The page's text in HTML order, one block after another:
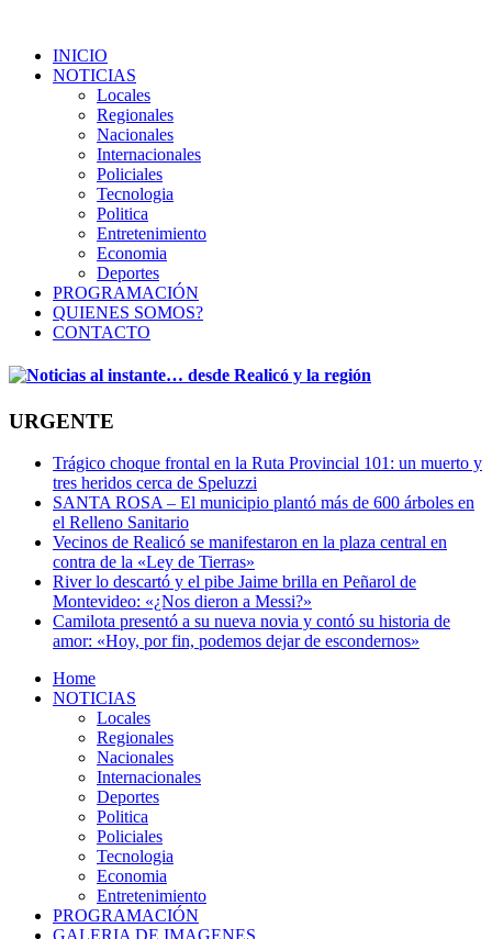
INICIO
NOTICIAS
Locales
Regionales
Nacionales
Internacionales
Policiales
Tecnologia
Politica
Entretenimiento
Economia
Deportes
PROGRAMACIÓN
QUIENES SOMOS?
CONTACTO
URGENTE
Trágico choque frontal en la Ruta Provincial 101: un muerto y
tres heridos cerca de Speluzzi
SANTA ROSA – El municipio plantó más de 600 árboles en
el Relleno Sanitario
Vecinos de Realicó se manifestaron en la plaza central en
contra de la «Ley de Tierras»
River lo descartó y el pibe Jaime brilla en Peñarol de
Montevideo: «¿Nos dieron a Messi?»
Camilota presentó a su nueva novia y contó su historia de
amor: «Hoy, por fin, podemos dejar de escondernos»
Home
NOTICIAS
Locales
Regionales
Nacionales
Internacionales
Deportes
Politica
Policiales
Tecnologia
Economia
Entretenimiento
PROGRAMACIÓN